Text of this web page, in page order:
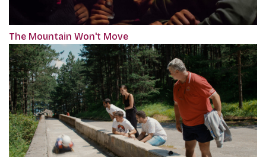
The Mountain Won't Move